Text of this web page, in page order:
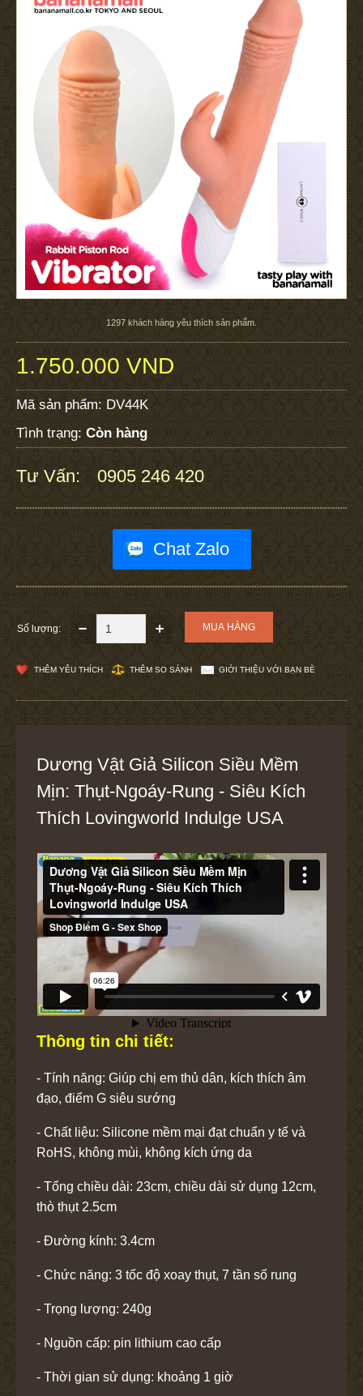
1297 khách hàng yêu thích sản phẩm.
1.750.000 VND
Mã sản phẩm: DV44K
Tình trạng: Còn hàng
Tư Vấn: 0905 246 420
Chat Zalo
Số lượng:
THÊM YÊU THÍCH THÊM SO SÁNH GIỚI THIỆU VỚI BẠN BÈ
Dương Vật Giả Silicon Siều Mềm
Mịn: Thụt-Ngoáy-Rung - Siêu Kích
Thích Lovingworld Indulge USA
Thông tin chi tiết:
- Tính năng: Giúp chị em thủ dân, kích thích âm
đạo, điểm G siêu sướng
- Chất liệu: Silicone mềm mại đạt chuẩn y tế và
RoHS, không mùi, không kích ứng da
- Tổng chiều dài: 23cm, chiều dài sử dụng 12cm,
thò thụt 2.5cm
- Đường kính: 3.4cm
- Chức năng: 3 tốc độ xoay thụt, 7 tần số rung
- Trọng lượng: 240g
- Nguồn cấp: pin lithium cao cấp
- Thời gian sử dụng: khoảng 1 giờ